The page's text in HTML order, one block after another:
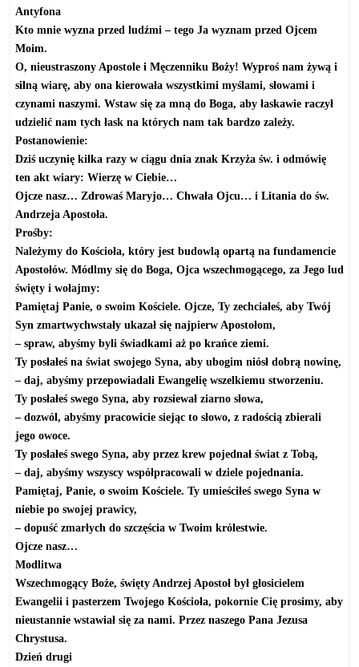
Antyfona
Kto mnie wyzna przed ludźmi – tego Ja wyznam przed Ojcem
Moim.
O, nieustraszony Apostole i Męczenniku Boży! Wyproś nam żywą i
silną wiarę, aby ona kierowała wszystkimi myślami, słowami i
czynami naszymi. Wstaw się za mną do Boga, aby łaskawie raczył
udzielić nam tych łask na których nam tak bardzo zależy.
Postanowienie:
Dziś uczynię kilka razy w ciągu dnia znak Krzyża św. i odmówię
ten akt wiary: Wierzę w Ciebie…
Ojcze nasz… Zdrowaś Maryjo… Chwała Ojcu… i Litania do św.
Andrzeja Apostoła.
Prośby:
Należymy do Kościoła, który jest budowlą opartą na fundamencie
Apostołów. Módlmy się do Boga, Ojca wszechmogącego, za Jego lud
święty i wołajmy:
Pamiętaj Panie, o swoim Kościele. Ojcze, Ty zechciałeś, aby Twój
Syn zmartwychwstały ukazał się najpierw Apostołom,
– spraw, abyśmy byli świadkami aż po krańce ziemi.
Ty posłałeś na świat swojego Syna, aby ubogim niósł dobrą nowinę,
– daj, abyśmy przepowiadali Ewangelię wszelkiemu stworzeniu.
Ty posłałeś swego Syna, aby rozsiewał ziarno słowa,
– dozwól, abyśmy pracowicie siejąc to słowo, z radością zbierali
jego owoce.
Ty posłałeś swego Syna, aby przez krew pojednał świat z Tobą,
– daj, abyśmy wszyscy współpracowali w dziele pojednania.
Pamiętaj, Panie, o swoim Kościele. Ty umieściłeś swego Syna w
niebie po swojej prawicy,
– dopuść zmarłych do szczęścia w Twoim królestwie.
Ojcze nasz…
Modlitwa
Wszechmogący Boże, święty Andrzej Apostoł był głosicielem
Ewangelii i pasterzem Twojego Kościoła, pokornie Cię prosimy, aby
nieustannie wstawiał się za nami. Przez naszego Pana Jezusa
Chrystusa.
Dzień drugi